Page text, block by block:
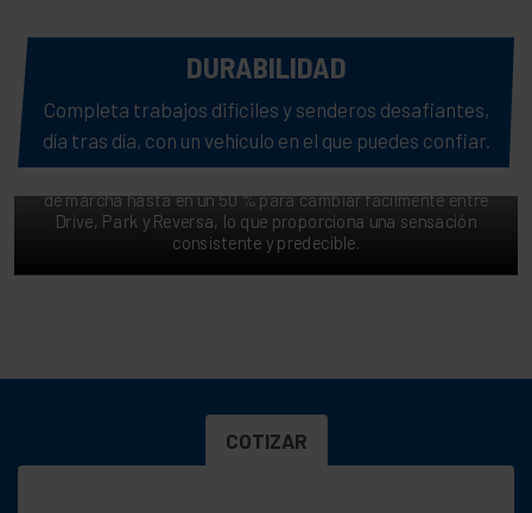
DURABILIDAD
Completa trabajos difíciles y senderos desafiantes,
día tras día, con un vehículo en el que puedes confiar.
CAMBIOS DE MARCHA SIN ESFUERZO
Toma el asiento del conductor con confianza gracias a la
de marcha hasta en un 50 % para cambiar fácilmente entre
Drive, Park y Reversa, lo que proporciona una sensación
consistente y predecible.
COTIZAR